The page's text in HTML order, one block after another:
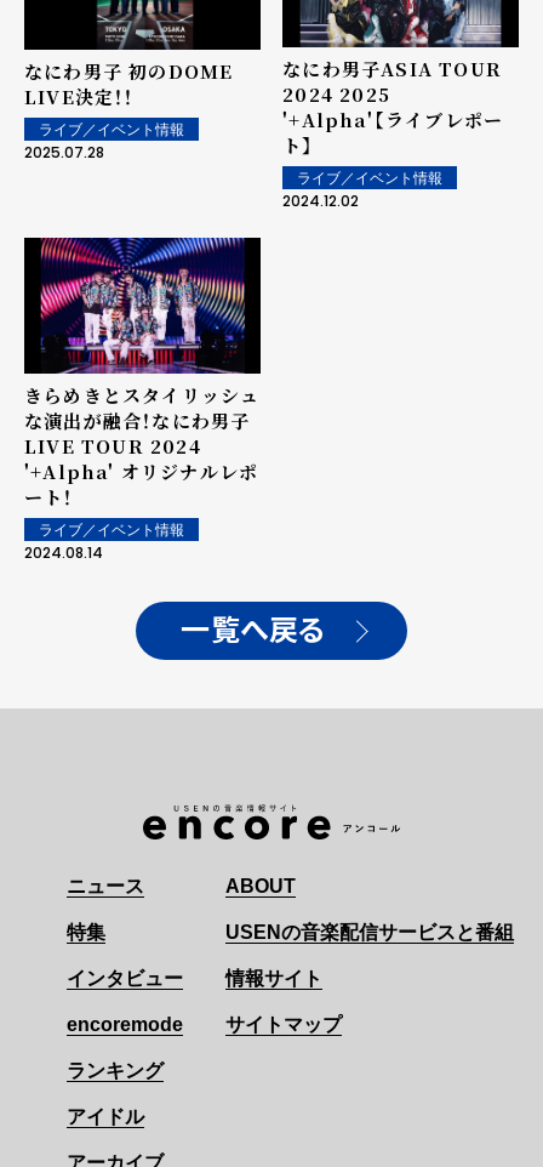
なにわ男子 初のDOME
LIVE決定！！
ライブ／イベント情報
2025.07.28
なにわ男⼦ASIA TOUR
2024 2025
'+Alpha'【ライブレポー
ト】
ライブ／イベント情報
2024.12.02
きらめきとスタイリッシュ
な演出が融合！なにわ男子
LIVE TOUR 2024
'+Alpha' オリジナルレポ
ート！
ライブ／イベント情報
2024.08.14
一覧へ戻る
ニュース
特集
インタビュー
encoremode
ランキング
アイドル
ABOUT
USENの音楽配信サービスと番組
情報サイト
サイトマップ